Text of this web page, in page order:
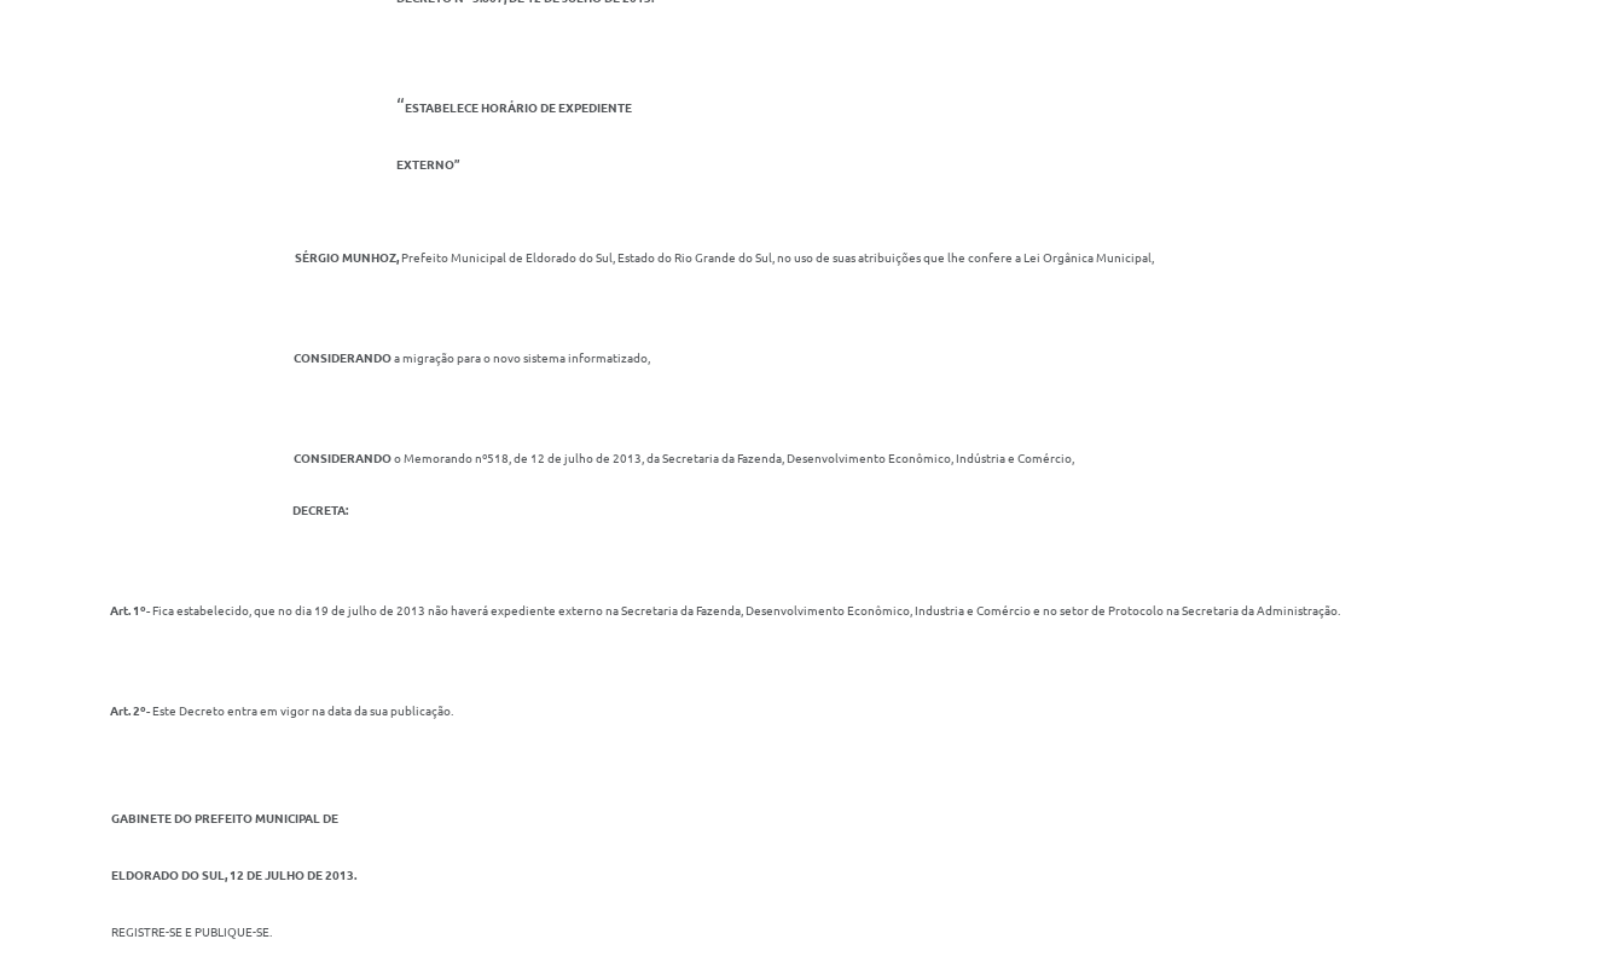
“ESTABELECE HORÁRIO DE EXPEDIENTE
EXTERNO”
SÉRGIO MUNHOZ,Prefeito Municipal de Eldorado do Sul, Estado do Rio Grande do Sul, no uso de suas atribuições que lhe confere a Lei Orgânica Municipal,
CONSIDERANDOa migração para o novo sistema informatizado,
CONSIDERANDOo Memorando nº518, de 12 de julho de 2013, da Secretaria da Fazenda, Desenvolvimento Econômico, Indústria e Comércio,
DECRETA:
Art. 1º-Fica estabelecido, que no dia 19 de julho de 2013 não haverá expediente externo na Secretaria da Fazenda, Desenvolvimento Econômico, Industria e Comércio e no setor de Protocolo na Secretaria da Administração.
Art. 2º-Este Decreto entra em vigor na data da sua publicação.
GABINETE DO PREFEITO MUNICIPAL DE
ELDORADO DO SUL, 12 DE JULHO DE 2013.
REGISTRE-SE E PUBLIQUE-SE.